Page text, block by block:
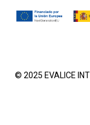
© 2025 EVALICE